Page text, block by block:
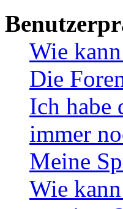
Wie
Die
Ich habe
immer
Meine
Wie